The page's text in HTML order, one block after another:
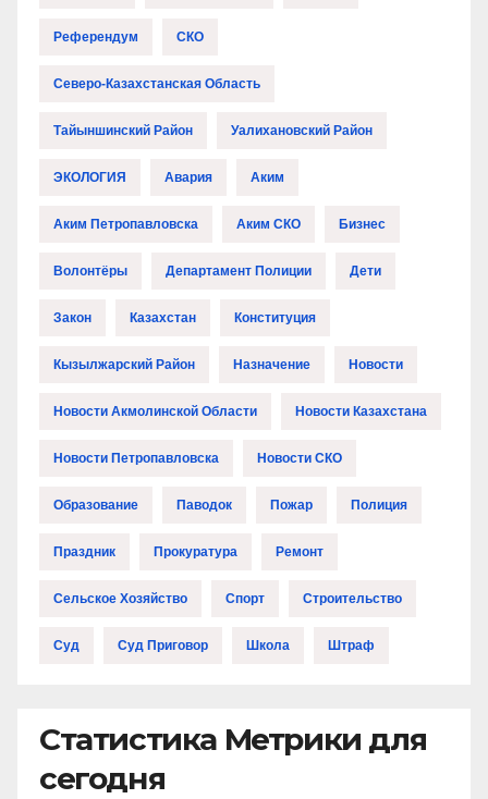
Референдум СКО
Северо-Казахстанская Область
Тайыншинский Район Уалихановский Район
ЭКОЛОГИЯ Авария Аким
Аким Петропавловска Аким СКО Бизнес
Волонтёры Департамент Полиции Дети
Закон Казахстан Конституция
Кызылжарский Район Назначение Новости
Новости Акмолинской Области Новости Казахстана
Новости Петропавловска Новости СКО
Образование Паводок Пожар Полиция
Праздник Прокуратура Ремонт
Сельское Хозяйство Спорт Строительство
Суд Суд Приговор Школа Штраф
Статистика Метрики для
сегодня